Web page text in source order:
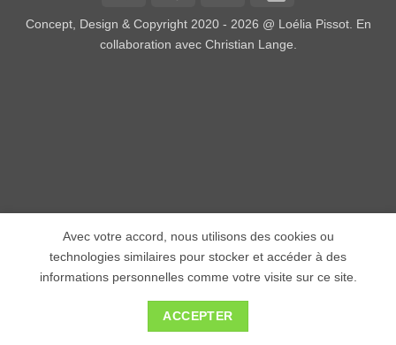
Delivery
Concept, Design & Copyright 2020 - 2026 @ Loélia Pissot. En
collaboration avec Christian Lange
Avec votre accord, nous utilisons des cookies ou
technologies similaires pour stocker et accéder à des
informations personnelles comme votre visite sur ce site.
ACCEPTER